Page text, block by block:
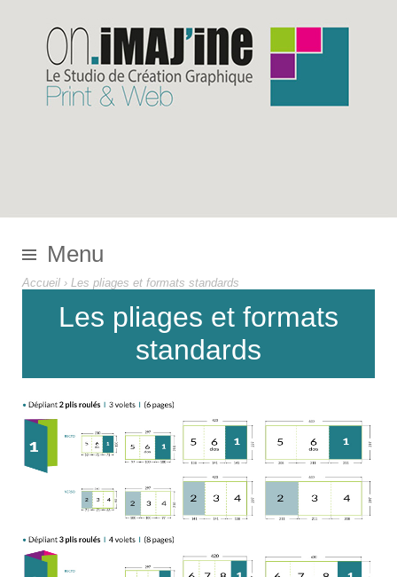
Menu
Accueil › Les pliages et formats standards
Les pliages et formats
standards